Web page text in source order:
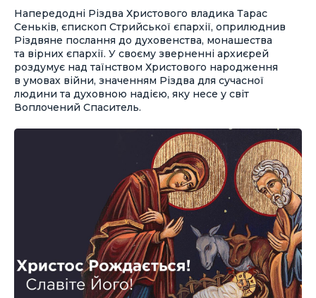
Напередодні Різдва Христового владика Тарас
Сеньків, єпископ Стрийської єпархії, оприлюднив
Різдвяне послання до духовенства, монашества
та вірних єпархії. У своєму зверненні архиєрей
роздумує над таїнством Христового народження
в умовах війни, значенням Різдва для сучасної
людини та духовною надією, яку несе у світ
Воплочений Спаситель.